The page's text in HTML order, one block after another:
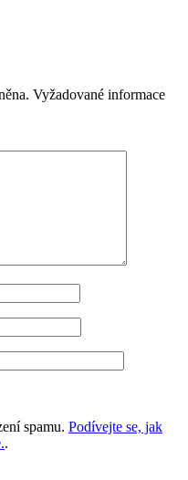
Vyžadované informace
spamu. Podívejte se, jak
.